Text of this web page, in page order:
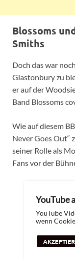
Blossoms
Smiths
Doch das war
Glastonbury zu
er auf der
Band Blossoms
Wie auf diesem
Never Goes Out“
seiner Rolle als
Fans vor der
YouTube
YouTube
wenn